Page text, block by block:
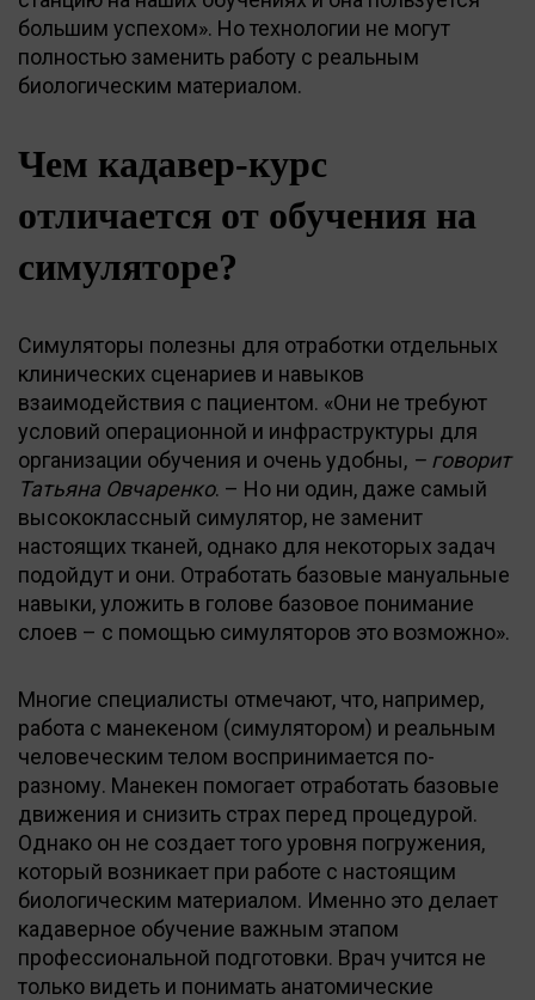
большим успехом». Но технологии не могут
полностью заменить работу с реальным
биологическим материалом.
Чем кадавер-курс
отличается от обучения на
симуляторе?
Симуляторы полезны для отработки отдельных
клинических сценариев и навыков
взаимодействия с пациентом. «Они не требуют
условий операционной и инфраструктуры для
организации обучения и очень удобны, – говорит
Татьяна Овчаренко. – Но ни один, даже самый
высококлассный симулятор, не заменит
настоящих тканей, однако для некоторых задач
подойдут и они. Отработать базовые мануальные
навыки, уложить в голове базовое понимание
слоев – с помощью симуляторов это возможно».
Многие специалисты отмечают, что, например,
работа с манекеном (симулятором) и реальным
человеческим телом воспринимается по-
разному. Манекен помогает отработать базовые
движения и снизить страх перед процедурой.
Однако он не создает того уровня погружения,
который возникает при работе с настоящим
биологическим материалом. Именно это делает
кадаверное обучение важным этапом
профессиональной подготовки. Врач учится не
только видеть и понимать анатомические